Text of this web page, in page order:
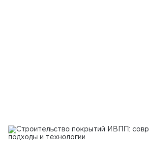
в обеспечении качества и